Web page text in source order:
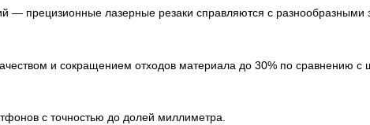
— прецизионные лазерные резаки справляются с разнообразными
и сокращением отходов материала до 30% по сравнению с
с точностью до долей миллиметра.